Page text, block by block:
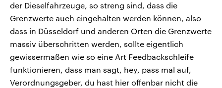
der Dieselfahrzeuge, so streng sind, dass die
Grenzwerte auch eingehalten werden können, also
dass in Düsseldorf und anderen Orten die Grenzwerte
massiv überschritten werden, sollte eigentlich
gewissermaßen wie so eine Art Feedbackschleife
funktionieren, dass man sagt, hey, pass mal auf,
Verordnungsgeber, du hast hier offenbar nicht die